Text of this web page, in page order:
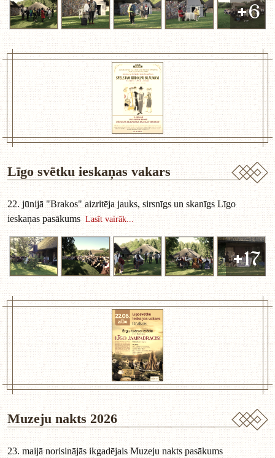
+6
Līgo svētku ieskaņas vakars
22. jūnijā "Brakos" aizritēja jauks, sirsnīgs un skanīgs Līgo
ieskaņas pasākums Lasīt vairāk...
+17
Muzeju nakts 2026
23. maijā norisinājās ikgadējais Muzeju nakts pasākums